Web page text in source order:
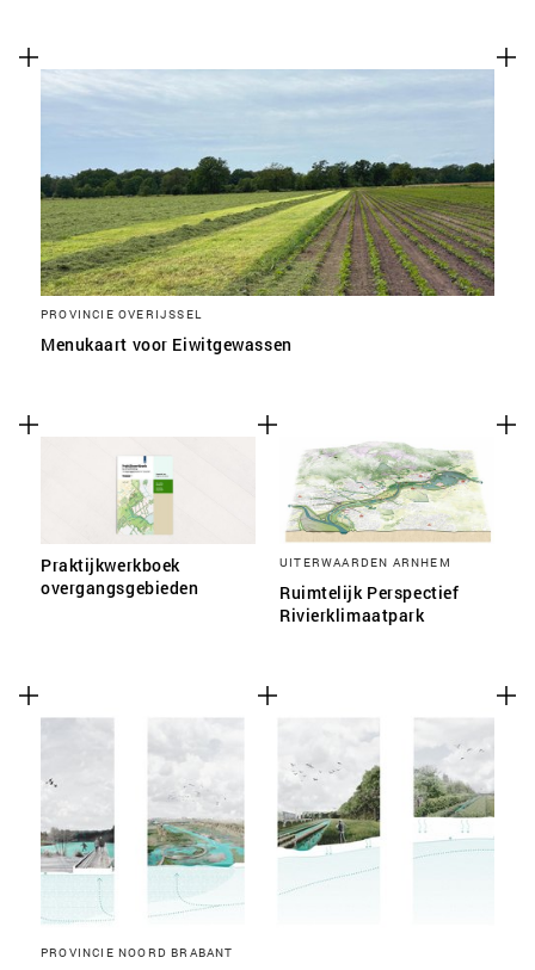
PROVINCIE OVERIJSSEL
Menukaart voor Eiwitgewassen
Praktijkwerkboek
overgangsgebieden
UITERWAARDEN ARNHEM
Ruimtelijk Perspectief
Rivierklimaatpark
PROVINCIE NOORD BRABANT